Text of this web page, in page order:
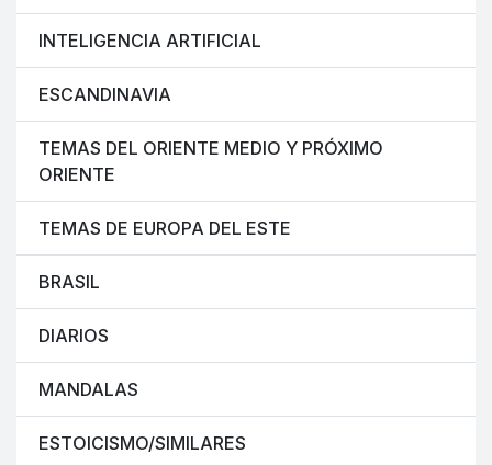
INTELIGENCIA ARTIFICIAL
ESCANDINAVIA
TEMAS DEL ORIENTE MEDIO Y PRÓXIMO
ORIENTE
TEMAS DE EUROPA DEL ESTE
BRASIL
DIARIOS
MANDALAS
ESTOICISMO/SIMILARES